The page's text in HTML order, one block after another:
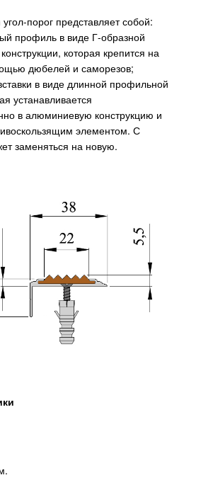
порог представляет собой:
профиль в виде Г-образной
которая крепится на
дюбелей и саморезов;
в виде длинной профильной
устанавливается
в алюминиевую конструкцию и
элементом. С
заменяться на новую.